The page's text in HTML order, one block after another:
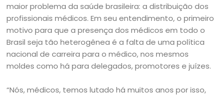
maior problema da saúde brasileira: a distribuição dos
profissionais médicos. Em seu entendimento, o primeiro
motivo para que a presença dos médicos em todo o
Brasil seja tão heterogênea é a falta de uma política
nacional de carreira para o médico, nos mesmos
moldes como há para delegados, promotores e juízes.
“Nós, médicos, temos lutado há muitos anos por isso,